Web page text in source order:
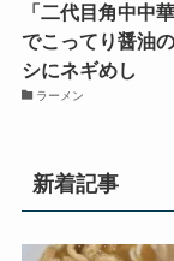
「二代目角中中
でこってり醤油
シにネギめし
ラーメン
新着記事